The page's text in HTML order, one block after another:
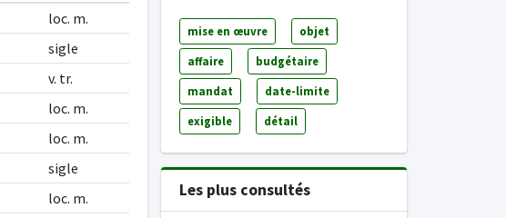
loc. m.
sigle
v. tr.
loc. m.
loc. m.
sigle
loc. m.
mise en œuvre objet
affaire budgétaire
mandat date-limite
exigible détail
Les plus consultés